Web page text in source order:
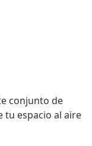
conjunto de
tu espacio al aire